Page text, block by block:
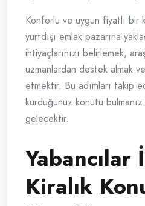
Konforlu ve uygun fiyatlı bir
yurtdışı emlak pazarına
ihtiyaçlarınızı belirlemek,
uzmanlardan destek almak
etmektir. Bu adımları takip
kurduğunuz konutu
gelecektir.
Yabancılar
Kiralık